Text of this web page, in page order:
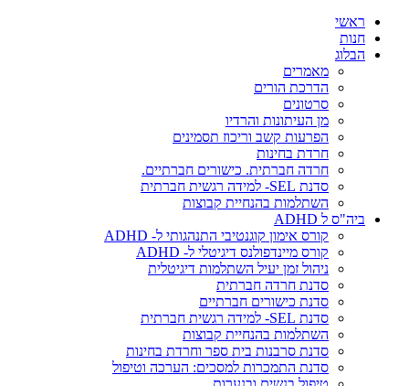
ראשי
חנות
הבלוג
מאמרים
הדרכת הורים
סרטונים
מן העיתונות והרדיו
הפרעות קשב וריכוז תסמינים
חרדת בחינות
חרדה חברתית. כישורים חברתיים.
סדנת SEL- למידה רגשית חברתית
השתלמות בהנחיית קבוצות
ביה"ס ל ADHD
קורס אימון קוגנטיבי התנהגותי ל- ADHD
קורס מיינדפולנס דיגיטלי ל- ADHD
ניהול זמן יעיל השתלמות דיגיטלית
סדנת חרדה חברתית
סדנת כישורים חברתיים
סדנת SEL- למידה רגשית חברתית
השתלמות בהנחיית קבוצות
סדנת סרבנות בית ספר וחרדת בחינות
סדנת התמכרות למסכים: הערכה וטיפול